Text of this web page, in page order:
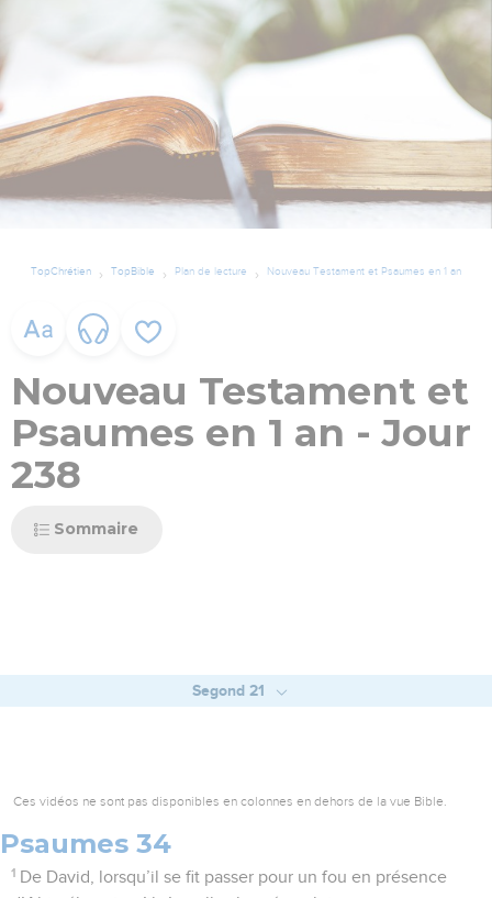
TopChrétien TopBible Plan de lecture Nouveau Testament et Psaumes en 1 an
Nouveau Testament et
Psaumes en 1 an - Jour
238
Sommaire
Segond 21
Ces vidéos ne sont pas disponibles en colonnes en dehors de la vue Bible.
Psaumes 34
1 De David, lorsqu’il se fit passer pour un fou en présence